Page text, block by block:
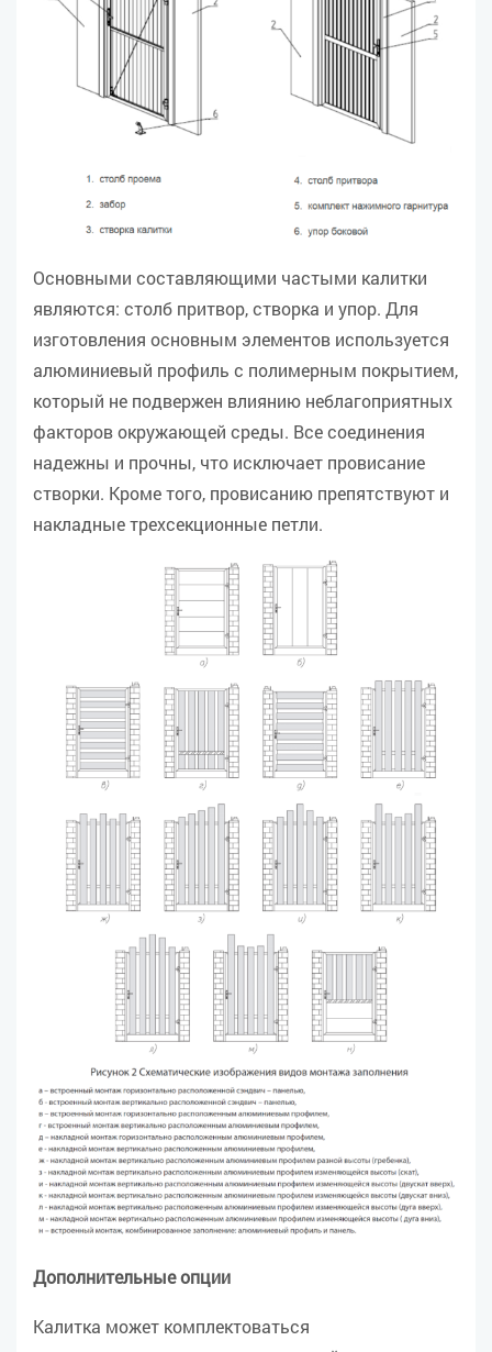
Основными составляющими частыми калитки
являются: столб притвор, створка и упор. Для
изготовления основным элементов используется
алюминиевый профиль с полимерным покрытием,
который не подвержен влиянию неблагоприятных
факторов окружающей среды. Все соединения
надежны и прочны, что исключает провисание
створки. Кроме того, провисанию препятствуют и
накладные трехсекционные петли.
Дополнительные опции
Калитка может комплектоваться